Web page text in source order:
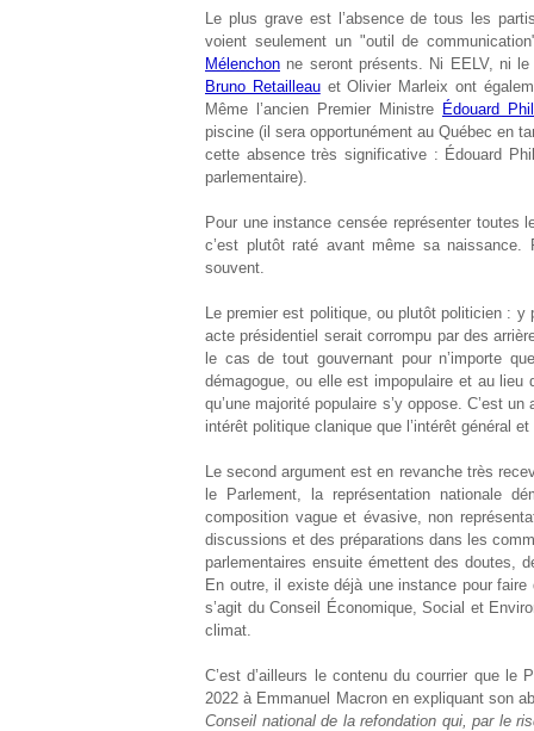
Le plus grave est l’absence de tous les
voient seulement un "outil de
Mélenchon ne seront présents. Ni EELV, ni
Bruno Retailleauet Olivier Marleix ont
Même l’ancien Premier Ministre Édouard
piscine (il sera opportunément au Québec en
cette absence très significative : Édouard
parlementaire).
Pour une instance censée représenter
c’est plutôt raté avant même sa naissance.
souvent.
Le premier est politique, ou plutôt politicien :
acte présidentiel serait corrompu par des
le cas de tout gouvernant pour n’importe
démagogue, ou elle est impopulaire et au
qu’une majorité populaire s’y oppose. C’est
intérêt politique clanique que l’intérêt général et
Le second argument est en revanche très
le Parlement, la représentation nationale
composition vague et évasive, non
discussions et des préparations dans les
parlementaires ensuite émettent des doutes,
En outre, il existe déjà une instance pour
s’agit du Conseil Économique, Social et
climat.
C’est d’ailleurs le contenu du courrier que le
2022 à Emmanuel Macron en expliquant son
Conseil national de la refondation qui, par le